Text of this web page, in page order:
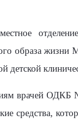
образа жизни
детской
врачей ОДКБ
средства,